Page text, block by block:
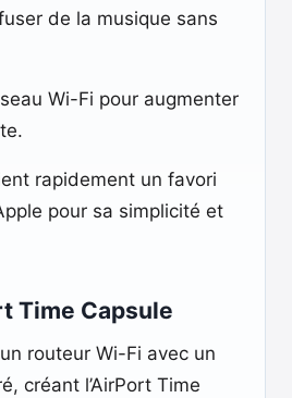
de la musique sans
Wi-Fi pour augmenter
rapidement un favori
pour sa simplicité et
Time Capsule
routeur Wi-Fi avec un
créant l’AirPort Time